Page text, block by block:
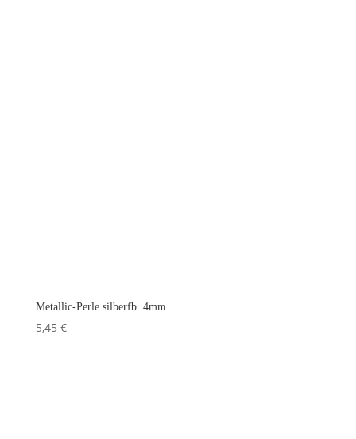
Metallic-Perle silberfb. 4mm
5,45 €